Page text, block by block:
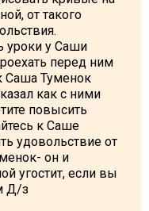
от такого
уроки у Саши
перед ним
Саша Туменок
как с ними
повысить
к Саше
удовольствие от
он и
угостит, если вы
Д/з